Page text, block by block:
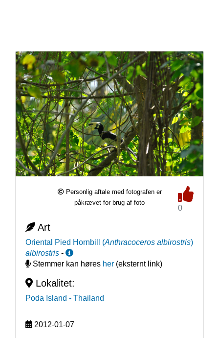
Personlig aftale med fotografen er
påkrævet for brug af foto
0
Art
Oriental Pied Hornbill (Anthracoceros albirostris)
albirostris -
Stemmer kan høres her(eksternt link)
Lokalitet:
Poda Island - Thailand
2012-01-07